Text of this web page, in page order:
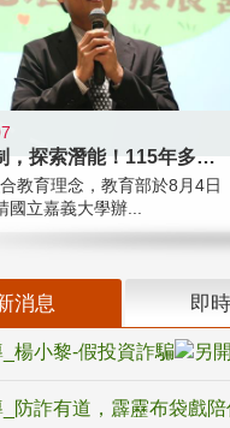
跨越限制，探索潛能！115年多元潛
教育理念，教育部於8月4日
國立嘉義大學辦...
消息 即
楊小黎-假投資詐騙
_防詐有道，霹靂布袋戲